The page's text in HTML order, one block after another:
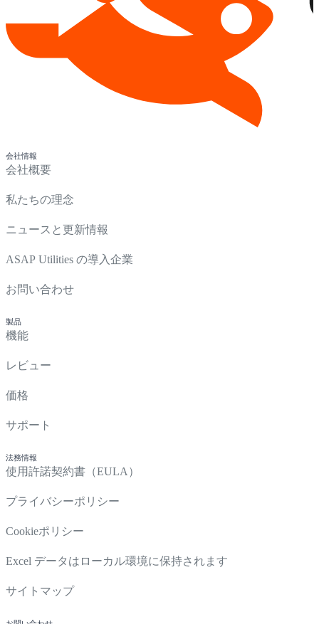
会社情報
会社概要
私たちの理念
ニュースと更新情報
ASAP Utilities の導入企業
お問い合わせ
製品
機能
レビュー
価格
サポート
法務情報
使用許諾契約書（EULA）
プライバシーポリシー
Cookieポリシー
Excel データはローカル環境に保持されます
サイトマップ